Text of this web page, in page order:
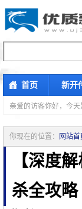
首页 新开
亲爱的访客你好， 今天
你现在的位置： 网站首
【深度
杀全攻略